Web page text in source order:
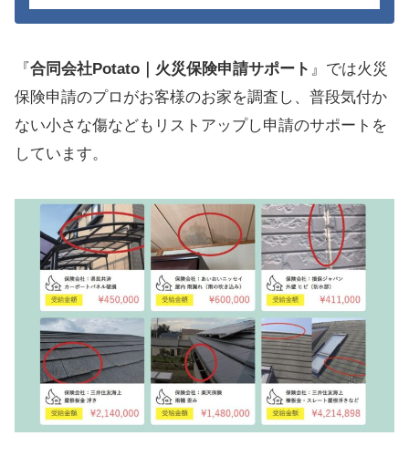
『 合同会社Potato｜火災保険申請サポート 』では火災
保険申請のプロがお客様のお家を調査し、普段気付か
ない小さな傷などもリストアップし申請のサポートを
しています。